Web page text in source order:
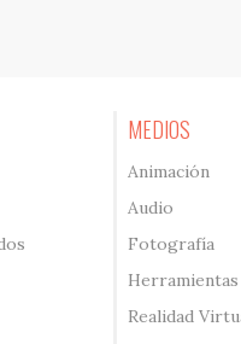
MEDIOS
Animación
Audio
Fotografía
Herramientas
Realidad